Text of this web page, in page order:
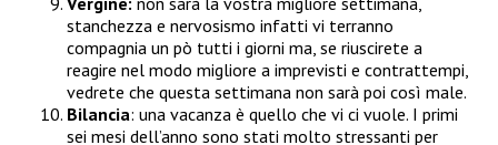
stanchezza e nervosismo infatti vi terranno
compagnia un pò tutti i giorni ma, se riuscirete a
reagire nel modo migliore a imprevisti e contrattempi,
vedrete che questa settimana non sarà poi così male.
Bilancia: una vacanza è quello che vi ci vuole. I primi
sei mesi dell’anno sono stati molto stressanti per